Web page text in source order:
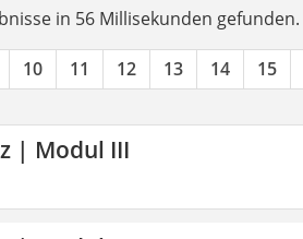
in 56 Millisekunden gefunden.
10 11 12 13 14 15
| Modul III